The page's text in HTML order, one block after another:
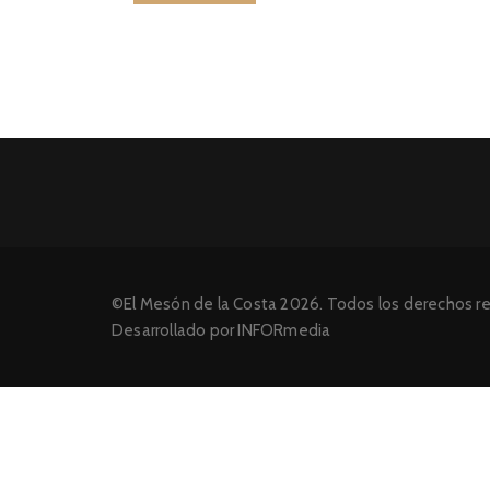
©El Mesón de la Costa 2026. Todos los derechos
Desarrollado por INFORmedia